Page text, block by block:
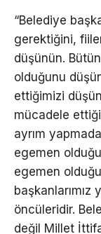
“Belediye
gerektiğini,
düşünün.
olduğunu
ettiğimizi
mücadele
ayrım
egemen
egemen
başkanlarımız
öncüleridir.
değil Millet